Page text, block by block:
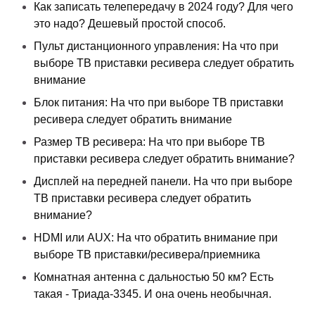
Как записать телепередачу в 2024 году? Для чего
это надо? Дешевый простой способ.
Пульт дистанционного управления: На что при
выборе ТВ приставки ресивера следует обратить
внимание
Блок питания: На что при выборе ТВ приставки
ресивера следует обратить внимание
Размер ТВ ресивера: На что при выборе ТВ
приставки ресивера следует обратить внимание?
Дисплей на передней панели. На что при выборе
ТВ приставки ресивера следует обратить
внимание?
HDMI или AUX: На что обратить внимание при
выборе ТВ приставки/ресивера/приемника
Комнатная антенна с дальностью 50 км? Есть
такая - Триада-3345. И она очень необычная.